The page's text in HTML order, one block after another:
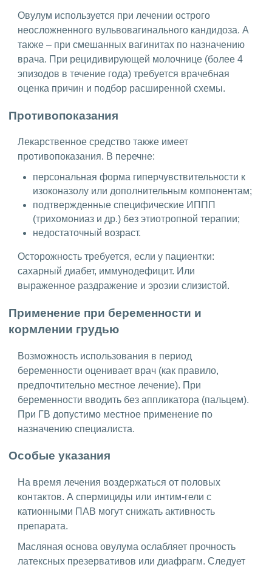
Овулум используется при лечении острого
неосложненного вульвовагинального кандидоза. А
также – при смешанных вагинитах по назначению
врача. При рецидивирующей молочнице (более 4
эпизодов в течение года) требуется врачебная
оценка причин и подбор расширенной схемы.
Противопоказания
Лекарственное средство также имеет
противопоказания. В перечне:
персональная форма гиперчувствительности к
изоконазолу или дополнительным компонентам;
подтвержденные специфические ИППП
(трихомониаз и др.) без этиотропной терапии;
недостаточный возраст.
Осторожность требуется, если у пациентки:
сахарный диабет, иммунодефицит. Или
выраженное раздражение и эрозии слизистой.
Применение при беременности и
кормлении грудью
Возможность использования в период
беременности оценивает врач (как правило,
предпочтительно местное лечение). При
беременности вводить без аппликатора (пальцем).
При ГВ допустимо местное применение по
назначению специалиста.
Особые указания
На время лечения воздержаться от половых
контактов. А спермициды или интим-гели с
катионными ПАВ могут снижать активность
препарата.
Масляная основа овулума ослабляет прочность
латексных презервативов или диафрагм. Следует